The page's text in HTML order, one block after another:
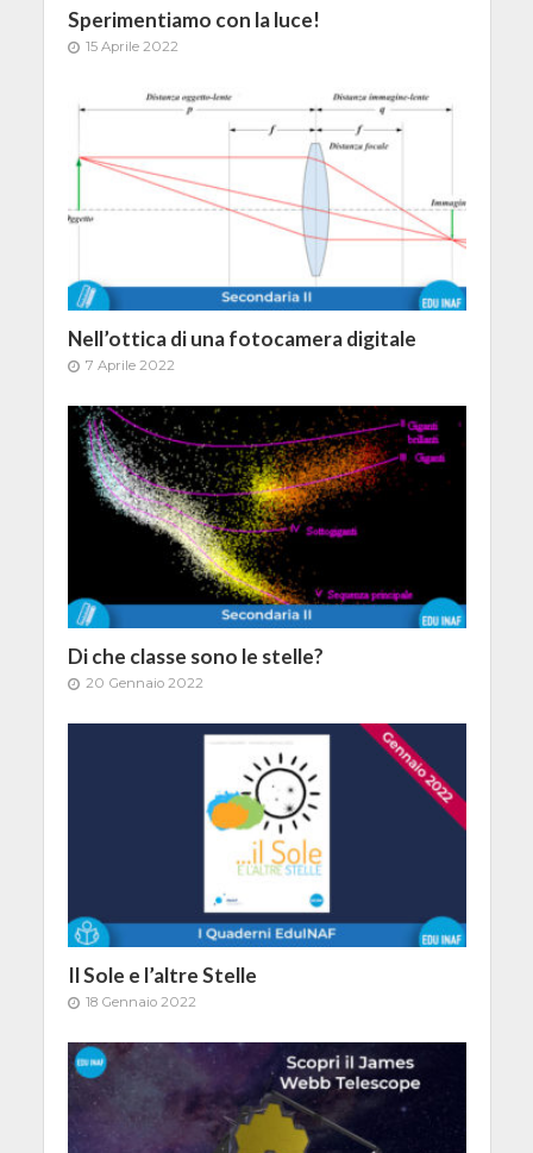
Sperimentiamo con la luce!
15 Aprile 2022
Nell’ottica di una fotocamera digitale
7 Aprile 2022
Di che classe sono le stelle?
20 Gennaio 2022
Il Sole e l’altre Stelle
18 Gennaio 2022